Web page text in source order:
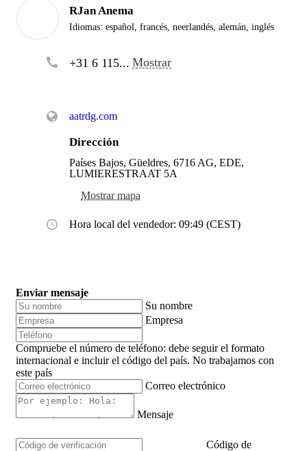
RJan Anema
Idiomas: español, francés, neerlandés, alemán, inglés
+31 6 115... Mostrar
aatrdg.com
Dirección
Países Bajos, Güeldres, 6716 AG, EDE,
LUMIERESTRAAT 5A
Mostrar mapa
Hora local del vendedor: 09:49 (CEST)
Enviar mensaje
Su nombre
Empresa
Compruebe el número de teléfono: debe seguir el formato
internacional e incluir el código del país. No trabajamos con
este país
Correo electrónico
Mensaje
Código de